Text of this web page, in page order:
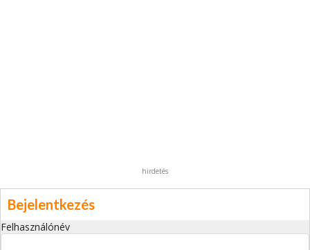
hirdetés
Bejelentkezés
Felhasználónév